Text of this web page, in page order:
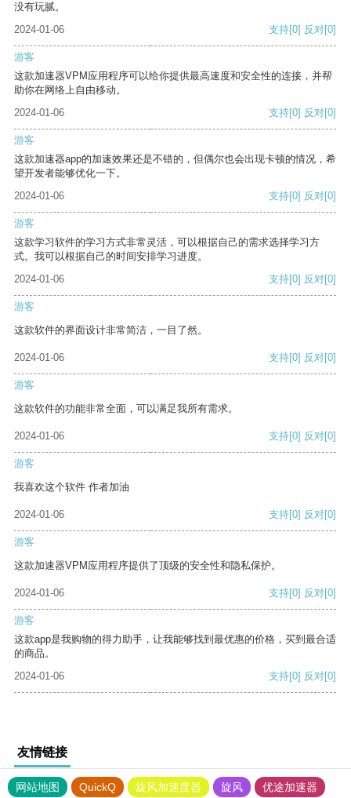
没有玩腻。
2024-01-06
支持[0] 反对[0]
游客
这款加速器VPM应用程序可以给你提供最高速度和安全性的连接，并帮
助你在网络上自由移动。
2024-01-06
支持[0] 反对[0]
游客
这款加速器app的加速效果还是不错的，但偶尔也会出现卡顿的情况，希
望开发者能够优化一下。
2024-01-06
支持[0] 反对[0]
游客
这款学习软件的学习方式非常灵活，可以根据自己的需求选择学习方
式。我可以根据自己的时间安排学习进度。
2024-01-06
支持[0] 反对[0]
游客
这款软件的界面设计非常简洁，一目了然。
2024-01-06 支持[0] 反对[0]
游客
这款软件的功能非常全面，可以满足我所有需求。
2024-01-06 支持[0] 反对[0]
游客
我喜欢这个软件 作者加油
2024-01-06 支持[0] 反对[0]
游客
这款加速器VPM应用程序提供了顶级的安全性和隐私保护。
2024-01-06 支持[0] 反对[0]
游客
这款app是我购物的得力助手，让我能够找到最优惠的价格，买到最合适
的商品。
2024-01-06
支持[0] 反对[0]
友情链接
网站地图 QuickQ 旋风加速度器 旋风 优途加速器